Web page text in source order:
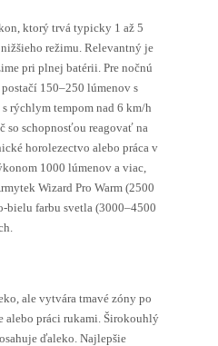
ktorý trvá typicky 1 až 5
režimu. Relevantný je
pri plnej batérii. Pre nočnú
150–250 lúmenov s
rýchlym tempom nad 6 km/h
so schopnosťou reagovať na
horolezectvo alebo práca v
1000 lúmenov a viac,
Wizard Pro Warm (2500
bielu farbu svetla (3000–4500
ale vytvára tmavé zóny po
alebo práci rukami. Širokouhlý
ďaleko. Najlepšie